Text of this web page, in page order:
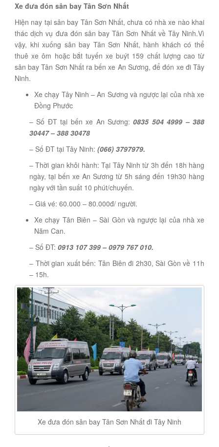
Xe đưa đón sân bay Tân Sơn Nhất
Hiện nay tại sân bay Tân Sơn Nhất, chưa có nhà xe nào khai
thác dịch vụ đưa đón sân bay Tân Sơn Nhất về Tây Ninh.Vì
vậy, khi xuống sân bay Tân Sơn Nhất, hành khách có thể
thuê xe ôm hoặc bắt tuyến xe buýt 159 chất lượng cao từ
sân bay Tân Sơn Nhất ra bến xe An Sương, để đón xe đi Tây
Ninh.
Xe chạy Tây Ninh – An Sương và ngược lại của nhà xe
Đồng Phước
– Số ĐT tại bến xe An Sương: 0835 504 4999 – 388
30447 – 388 30478
– Số ĐT tại Tây Ninh: (066) 3797979.
– Thời gian khỏi hành: Tại Tây Ninh từ 3h đến 18h hàng
ngày, tại bến xe An Sương từ 5h sáng đến 19h30 hàng
ngày với tần suất 10 phút/chuyến.
– Giá vé: 60.000 – 80.000đ/ người.
Xe chạy Tân Biên – Sài Gòn và ngược lại của nhà xe
Năm Can.
– Số ĐT: 0913 107 399 – 0979 767 010.
– Thời gian xuất bến: Tân Biên đi 2h30, Sài Gòn về 11h
– 15h.
Xe đưa đón sân bay Tân Sơn Nhất đi Tây Ninh